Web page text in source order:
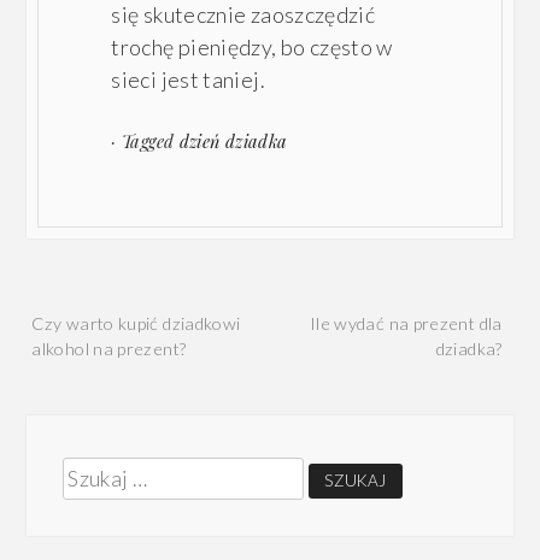
się skutecznie zaoszczędzić
trochę pieniędzy, bo często w
sieci jest taniej.
· Tagged dzień dziadka
Nawigacja
wpisu
Czy warto kupić dziadkowi
alkohol na prezent?
Ile wydać na prezent dla
dziadka?
Szukaj: